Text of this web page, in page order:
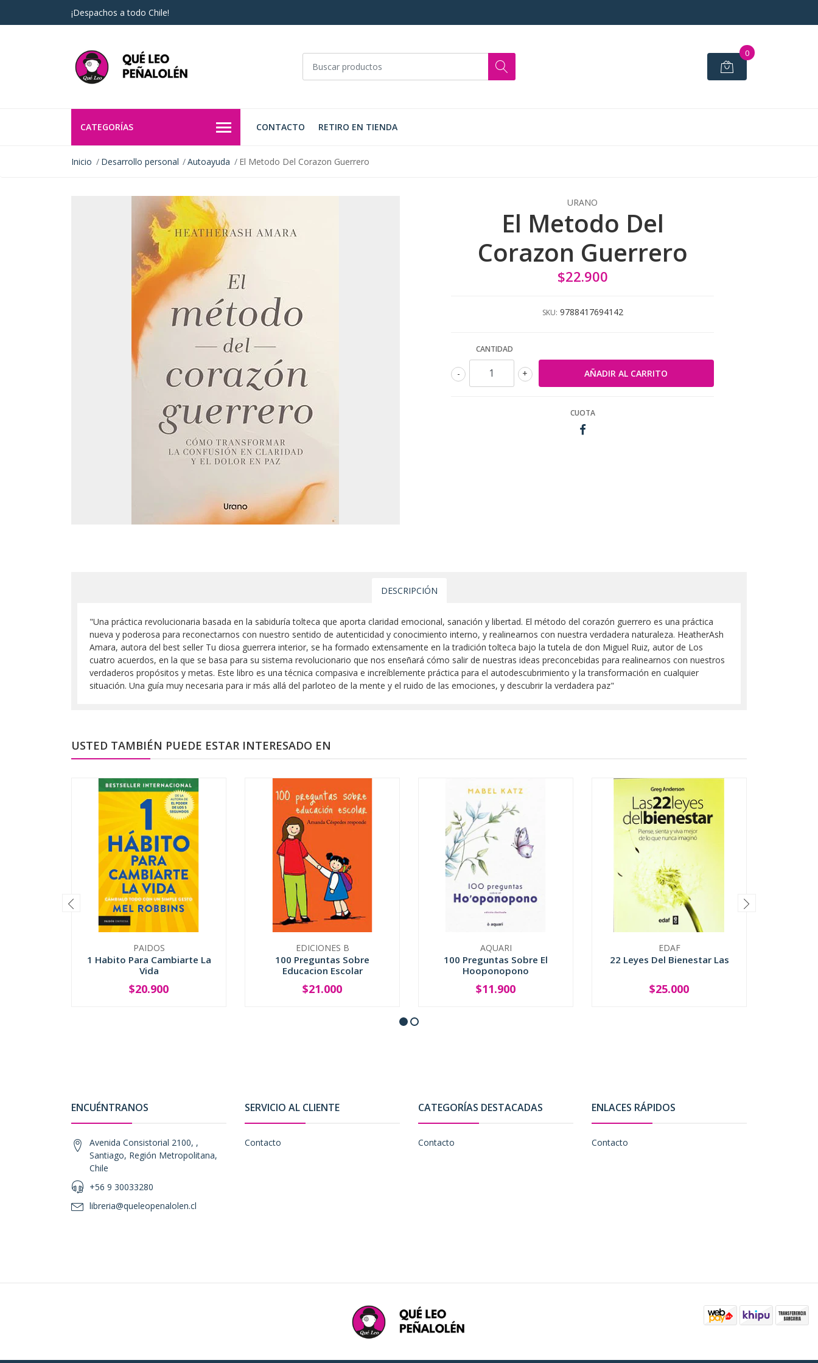
¡Despachos a todo Chile!
0
CATEGORÍAS CONTACTO RETIRO EN TIENDA
Inicio Desarrollo personal Autoayuda El Metodo Del Corazon Guerrero
URANO
El Metodo Del
Corazon Guerrero
$22.900
SKU: 9788417694142
CANTIDAD
+
-
CUOTA
DESCRIPCIÓN
"Una práctica revolucionaria basada en la sabiduría tolteca que aporta claridad emocional, sanación y libertad. El método del corazón guerrero es una práctica
nueva y poderosa para reconectarnos con nuestro sentido de autenticidad y conocimiento interno, y realinearnos con nuestra verdadera naturaleza. HeatherAsh
Amara, autora del best seller Tu diosa guerrera interior, se ha formado extensamente en la tradición tolteca bajo la tutela de don Miguel Ruiz, autor de Los
cuatro acuerdos, en la que se basa para su sistema revolucionario que nos enseñará cómo salir de nuestras ideas preconcebidas para realinearnos con nuestros
verdaderos propósitos y metas. Este libro es una técnica compasiva e increíblemente práctica para el autodescubrimiento y la transformación en cualquier
situación. Una guía muy necesaria para ir más allá del parloteo de la mente y el ruido de las emociones, y descubrir la verdadera paz"
USTED TAMBIÉN PUEDE ESTAR INTERESADO EN
PAIDOS
1 Habito Para Cambiarte La
Vida
+
$20.900
EDICIONES B
100 Preguntas Sobre
Educacion Escolar
+
$21.000
AQUARI
100 Preguntas Sobre El
Hooponopono
+
$11.900
EDAF
22 Leyes Del Bienestar Las
+
$25.000
ENCUÉNTRANOS
Avenida Consistorial 2100, ,
Santiago, Región Metropolitana,
Chile
+56 9 30033280
libreria@queleopenalolen.cl
SERVICIO AL CLIENTE
Contacto
CATEGORÍAS DESTACADAS
Contacto
ENLACES RÁPIDOS
Contacto